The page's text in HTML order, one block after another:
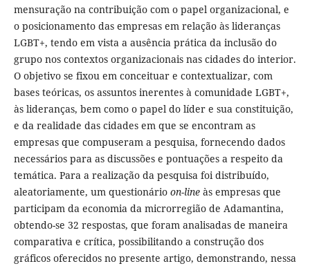
mensuração na contribuição com o papel organizacional, e
o posicionamento das empresas em relação às lideranças
LGBT+, tendo em vista a ausência prática da inclusão do
grupo nos contextos organizacionais nas cidades do interior.
O objetivo se fixou em conceituar e contextualizar, com
bases teóricas, os assuntos inerentes à comunidade LGBT+,
às lideranças, bem como o papel do líder e sua constituição,
e da realidade das cidades em que se encontram as
empresas que compuseram a pesquisa, fornecendo dados
necessários para as discussões e pontuações a respeito da
temática. Para a realização da pesquisa foi distribuído,
aleatoriamente, um questionário on-lineàs empresas que
participam da economia da microrregião de Adamantina,
obtendo-se 32 respostas, que foram analisadas de maneira
comparativa e crítica, possibilitando a construção dos
gráficos oferecidos no presente artigo, demonstrando, nessa